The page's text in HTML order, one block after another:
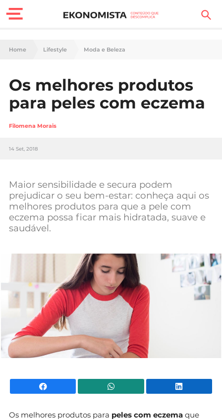
Finanças Pessoais
Carreira
Casa
Tecnologia
Negócios
Mundial 2026
Home Lifestyle Moda e Beleza
Os melhores produtos
para peles com eczema
Filomena Morais
14 Set, 2018
Maior sensibilidade e secura podem
prejudicar o seu bem-estar: conheça aqui os
melhores produtos para que a pele com
eczema possa ficar mais hidratada, suave e
saudável.
Facebook WhatsApp
Os melhores produtos para peles com eczema que